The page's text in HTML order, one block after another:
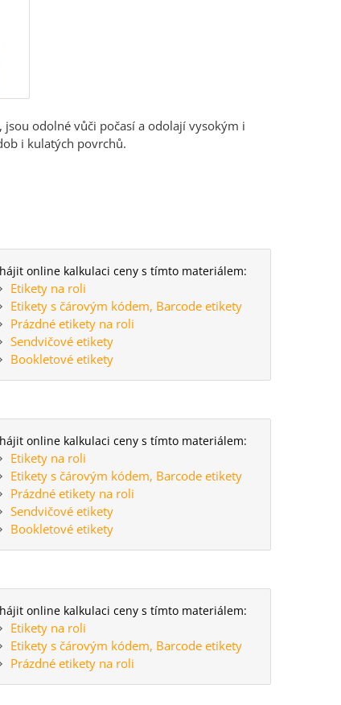
odolné vůči počasí a odolají vysokým i
i kulatých povrchů.
online kalkulaci ceny s tímto materiálem:
Etikety na roli
Etikety s čárovým kódem, Barcode etikety
Prázdné etikety na roli
Sendvičové etikety
Bookletové etikety
online kalkulaci ceny s tímto materiálem:
Etikety na roli
Etikety s čárovým kódem, Barcode etikety
Prázdné etikety na roli
Sendvičové etikety
Bookletové etikety
online kalkulaci ceny s tímto materiálem:
Etikety na roli
Etikety s čárovým kódem, Barcode etikety
Prázdné etikety na roli